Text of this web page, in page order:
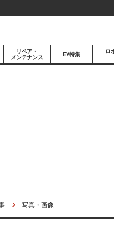
リペア・
メンテナンス
EV特集
ロ
写真・画像